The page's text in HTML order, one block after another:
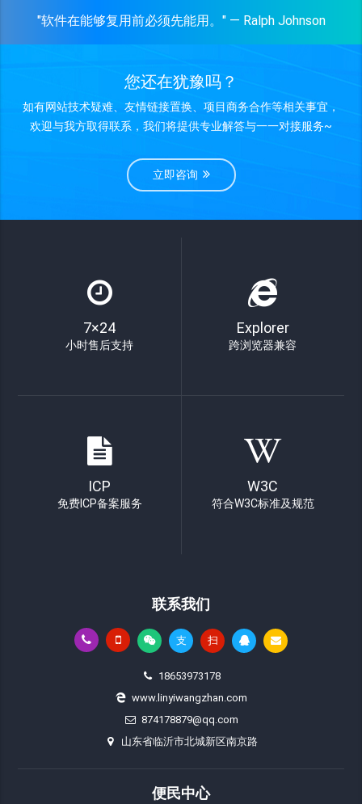
"软件在能够复用前必须先能用。" — Ralph Johnson
您还在犹豫吗？
如有网站技术疑难、友情链接置换、项目商务合作等相关事宜，
欢迎与我方取得联系，我们将提供专业解答与一一对接服务~
立即咨询
7×24
小时售后支持
Explorer
跨浏览器兼容
ICP
免费ICP备案服务
W3C
符合W3C标准及规范
联系我们
支 扫
18653973178
www.linyiwangzhan.com
874178879@qq.com
山东省临沂市北城新区南京路
便民中心